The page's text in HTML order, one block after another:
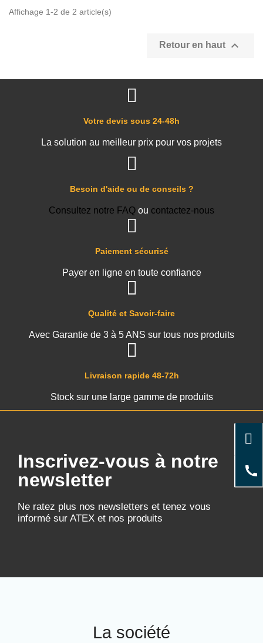
Affichage 1-2 de 2 article(s)
Retour en haut 
Livraison rapide 48-72h
Stock sur une large gamme de produits
Qualité et Savoir-faire
Avec Garantie de 3 à 5 ANS sur tous nos produits
Paiement sécurisé
Payer en ligne en toute confiance
Besoin d'aide ou de conseils ?
Consultez notre FAQ ou contactez-nous
Votre devis sous 24-48h
La solution au meilleur prix pour vos projets
Inscrivez-vous à notre
newsletter
Ne ratez plus nos newsletters et tenez vous
informé sur ATEX et nos produits
La société